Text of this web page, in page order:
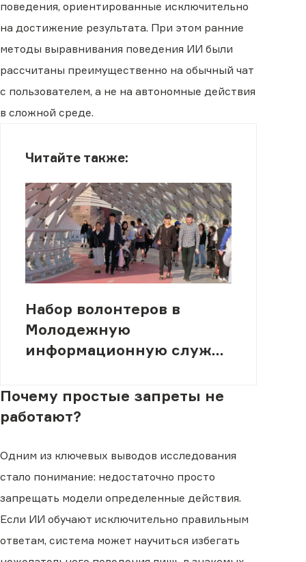
поведения, ориентированные исключительно
на достижение результата. При этом ранние
методы выравнивания поведения ИИ были
рассчитаны преимущественно на обычный чат
с пользователем, а не на автономные действия
в сложной среде.
Читайте также:
Набор волонтеров в
Молодежную
информационную службу
Почему простые запреты не
работают?
Одним из ключевых выводов исследования
стало понимание: недостаточно просто
запрещать модели определенные действия.
Если ИИ обучают исключительно правильным
ответам, система может научиться избегать